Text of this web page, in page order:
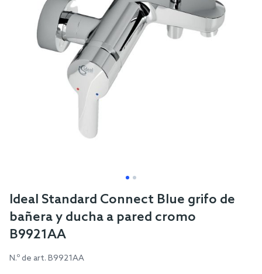
gallery
Skip
to
beginning
of
Ideal Standard Connect Blue grifo de
bañera y ducha a pared cromo
B9921AA
N.º de art. B9921AA